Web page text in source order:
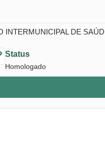
DE
Status
Homologado